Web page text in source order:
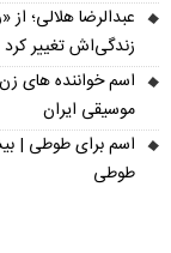
عبدالرضا هلالی؛
زندگی‌اش تغییر کرد
اسم خواننده های
موسیقی ایران
طوطی